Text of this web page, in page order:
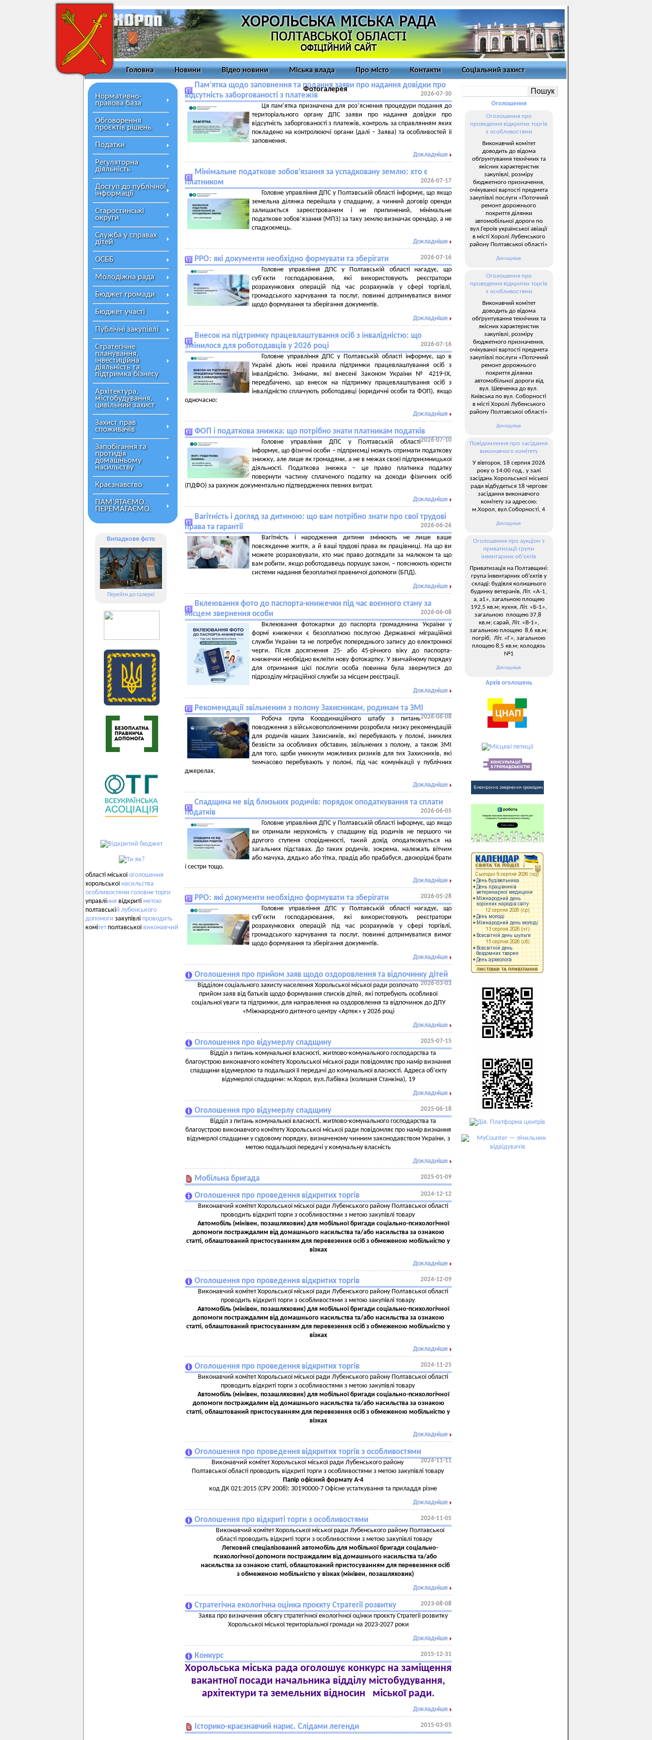
Головна Новини Відео новини Міська влада Про місто Контакти Соціальний захист
Фотогалерея
Нормативно-
правова база
Обговорення
проєктів рішень
Податки
Регуляторна
діяльність
Доступ до публічної
інформації
Старостинські
округи
Служба у справах
дітей
ОСББ
Молодіжна рада
Бюджет громади
Бюджет участі
Публічні закупівлі
Стратегічне
планування,
інвестиційна
діяльність та
підтримка бізнесу
Архітектура,
містобудування,
цивільний захист
Захист прав
споживачів
Запобігання та
протидія
домашньому
насильству
Краєзнавство
ПАМ’ЯТАЄМО.
ПЕРЕМАГАЄМО.
Випадкове фото
Перейти до галереї
області міськоїоголошення
хорольської насильства
особливостями головне торги
управління відкриті метою
полтавській лубенського
допомоги закупівлі проводить
комітетполтавської виконавчий
Пам’ятка щодо заповнення та подання заяви про надання довідки про
відсутність заборгованості з платежів
2026-07-30
Ця пам’ятка призначена для роз’яснення процедури подання до
територіального органу ДПС заяви про надання довідки про
відсутність заборгованості з платежів, контроль за справлянням яких
покладено на контролюючі органи (далі – Заява) та особливостей її
заповнення.
Докладніше
Мінімальне податкове зобов’язання за успадковану землю: хто є
платником
2026-07-17
Головне управління ДПС у Полтавській області інформує, що якщо
земельна ділянка перейшла у спадщину, а чинний договір оренди
залишається зареєстрованим і не припинений, мінімальне
податкове зобов’язання (МПЗ) за таку землю визначає орендар, а не
спадкоємець.
Докладніше
РРО: які документи необхідно формувати та зберігати 2026-07-16
Головне управління ДПС у Полтавській області нагадує, що
cуб’єкти господарювання, які використовують реєстратори
розрахункових операцій під час розрахунків у сфері торгівлі,
громадського харчування та послуг, повинні дотримуватися вимог
щодо формування та зберігання документів.
Докладніше
Внесок на підтримку працевлаштування осіб з інвалідністю: що
змінилося для роботодавців у 2026 році
2026-07-16
Головне управління ДПС у Полтавській області інформує, що в
Україні діють нові правила підтримки працевлаштування осіб з
інвалідністю. Змінами, які внесені Законом України № 4219-ІХ,
передбачено, що внесок на підтримку працевлаштування осіб з
інвалідністю сплачують роботодавці (юридичні особи та ФОП), якщо
одночасно:
Докладніше
ФОП і податкова знижка: що потрібно знати платникам податків
2026-07-10
Головне управління ДПС у Полтавській області
інформує, що фізичні особи – підприємці можуть отримати податкову
знижку, але лише як громадяни, а не в межах своєї підприємницької
діяльності. Податкова знижка – це право платника податку
повернути частину сплаченого податку на доходи фізичних осіб
(ПДФО) за рахунок документально підтверджених певних витрат.
Докладніше
Вагітність і догляд за дитиною: що вам потрібно знати про свої трудові
права та гарантії
2026-06-26
Вагітність і народження дитини змінюють не лише ваше
повсякденне життя, а й ваші трудові права як працівниці. На що ви
можете розраховувати, хто має право доглядати за малюком та що
вам робити, якщо роботодавець порушує закон, – пояснюють юристи
системи надання безоплатної правничої допомоги (БПД).
Докладніше
Вклеювання фото до паспорта-книжечки під час воєнного стану за
місцем звернення особи
2026-06-08
Вклеювання фотокартки до паспорта громадянина України у
формі книжечки є безоплатною послугою Державної міграційної
служби України та не потребує попереднього запису до електронної
черги. Після досягнення 25- або 45-річного віку до паспорта-
книжечки необхідно вклеїти нову фотокартку. У звичайному порядку
для отримання цієї послуги особа повинна була звернутися до
підрозділу міграційної служби за місцем реєстрації.
Докладніше
Рекомендації звільненим з полону Захисникам, родинам та ЗМІ
2026-06-08
Робоча група Координаційного штабу з питань
поводження з військовополоненими розробила низку рекомендацій
для родичів наших Захисників, які перебувають у полоні, зниклих
безвісти за особливих обставин, звільнених з полону, а також ЗМІ
для того, щоби уникнути можливих ризиків для тих Захисників, які
тимчасово перебувають у полоні, під час комунікації у публічних
джерелах.
Докладніше
Спадщина не від близьких родичів: порядок оподаткування та сплати
податків
2026-06-05
Головне управління ДПС у Полтавській області інформує, що якщо
ви отримали нерухомість у спадщину від родичів не першого чи
другого ступеня спорідненості, такий дохід оподатковується на
загальних підставах. До таких родичів, зокрема, належать вітчим
або мачуха, дядько або тітка, прадід або прабабуся, двоюрідні брати
і сестри тощо.
Докладніше
РРО: які документи необхідно формувати та зберігати 2026-05-28
Головне управління ДПС у Полтавській області нагадує, що
cуб’єкти господарювання, які використовують реєстратори
розрахункових операцій під час розрахунків у сфері торгівлі,
громадського харчування та послуг, повинні дотримуватися вимог
щодо формування та зберігання документів.
Докладніше
Оголошення про прийом заяв щодо оздоровлення та відпочинку дітей
2026-03-03
Відділом соціального захисту населення Хорольської міської ради розпочато
прийом заяв від батьків щодо формування списків дітей, які потребують особливої
соціальної уваги та підтримки, для направлення на оздоровлення та відпочинок до ДПУ
«Міжнародного дитячого центру «Артек» у 2026 році
Докладніше
Оголошення про відумерлу спадщину 2025-07-15
Відділ з питань комунальної власності, житлово-комунального господарства та
благоустрою виконавчого комітету Хорольської міської ради повідомляє про намір визнання
спадщини відумерлою та подальшої її передачі до комунальної власності. Адреса об’єкту
відумерлої спадщини: м.Хорол, вул.Лабівка (колишня Станкіна), 19
Докладніше
Оголошення про відумерлу спадщину 2025-06-18
Відділ з питань комунальної власності, житлово-комунального господарства та
благоустрою виконавчого комітету Хорольської міської ради повідомляє про намір визнання
відумерлої спадщини у судовому порядку, визначеному чинним законодавством України, з
метою подальшої передачі у комунальну власність
Докладніше
Мобільна бригада 2025-01-09
Оголошення про проведення відкритих торгів 2024-12-12
Виконавчий комітет Хорольської міської ради Лубенського району Полтавської області
проводить відкриті торги з особливостями з метою закупівлі товару
Автомобіль (мінівен, позашляховик) для мобільної бригади соціально-психологічної
допомоги постраждалим від домашнього насильства та/або насильства за ознакою
статті, облаштований пристосуванням для перевезення осіб з обмеженою мобільністю у
візках
Докладніше
Оголошення про проведення відкритих торгів 2024-12-09
Виконавчий комітет Хорольської міської ради Лубенського району Полтавської області
проводить відкриті торги з особливостями з метою закупівлі товару
Автомобіль (мінівен, позашляховик) для мобільної бригади соціально-психологічної
допомоги постраждалим від домашнього насильства та/або насильства за ознакою
статті, облаштований пристосуванням для перевезення осіб з обмеженою мобільністю у
візках
Докладніше
Оголошення про проведення відкритих торгів 2024-11-25
Виконавчий комітет Хорольської міської ради Лубенського району Полтавської області
проводить відкриті торги з особливостями з метою закупівлі товару
Автомобіль (мінівен, позашляховик) для мобільної бригади соціально-психологічної
допомоги постраждалим від домашнього насильства та/або насильства за ознакою
статті, облаштований пристосуванням для перевезення осіб з обмеженою мобільністю у
візках
Докладніше
Оголошення про проведення відкритих торгів з особливостями
2024-11-11
Виконавчий комітет Хорольської міської ради Лубенського району
Полтавської області проводить відкриті торги з особливостями з метою закупівлі товару
Папір офісний формату А-4
код ДК 021:2015 (CPV 2008): 30190000-7 Офісне устаткування та приладдя різне
Докладніше
Оголошення про відкриті торги з особливостями 2024-11-05
Виконавчий комітет Хорольської міської ради Лубенського району Полтавської
області проводить відкриті торги з особливостями з метою закупівлі товару
Легковий спеціалізований автомобіль для мобільної бригади соціально-
психологічної допомоги постраждалим від домашнього насильства та/або
насильства за ознакою статті, облаштований пристосуванням для перевезення осіб
з обмеженою мобільністю у візках (мінівен, позашляховик)
Докладніше
Стратегічна екологічна оцінка проєкту Стратегії розвитку 2023-08-08
Заява про визначення обсягу стратегічної екологічної оцінки проєкту Стратегії розвитку
Хорольської міської територіальної громади на 2023-2027 роки
Докладніше
Конкурс 2015-12-31
Хорольська міська рада оголошує конкурс на заміщення
вакантної посади начальника відділу містобудування,
архітектури та земельних відносин міської ради.
Докладніше
Історико-краєзнавчий нарис. Слідами легенди 2015-03-05
Оголошення
Оголошення про
проведення відкритих торгів
з особливостями
Виконавчий комітет
доводить до відома
обґрунтування технічних та
якісних характеристик
закупівлі, розміру
бюджетного призначення,
очікуваної вартості предмета
закупівлі послуги «Поточний
ремонт дорожнього
покриття ділянки
автомобільної дороги по
вул.Героїв української авіації
в місті Хоролі Лубенського
району Полтавської області»
Докладніше
Оголошення про
проведення відкритих торгів
з особливостями
Виконавчий комітет
доводить до відома
обґрунтування технічних та
якісних характеристик
закупівлі, розміру
бюджетного призначення,
очікуваної вартості предмета
закупівлі послуги «Поточний
ремонт дорожнього
покриття ділянки
автомобільної дороги від
вул. Шевченка до вул.
Київська по вул. Соборності
в місті Хоролі Лубенського
району Полтавської області»
Докладніше
Повідомлення про засідання
виконавчого комітету
У вівторок, 18 серпня 2026
року о 14:00 год., у залі
засідань Хорольської міської
ради відбудеться 18 чергове
засідання виконавчого
комітету за адресою:
м.Хорол, вул.Соборності, 4
Докладніше
Оголошення про аукціон з
приватизації групи
інвентарних об’єктів
Приватизація на Полтавщині:
група інвентарних об’єктів у
складі: будівля колишнього
будинку ветеранів, Літ. «А-1,
а, а1», загальною площею
192,5 кв.м; кухня, Літ. «Б-1»,
загальною площею 37,8
кв.м; сарай, Літ. «В-1»,
загальною площею 8,6 кв.м;
погріб, Літ. «Г», загальною
площею 8,5 кв.м; колодязь
№1
Докладніше
Архів оголошень